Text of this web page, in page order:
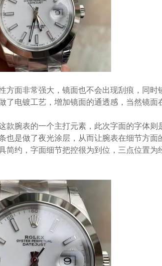
方面非常强大，镜面也不会出现刮痕，同时
电镀工艺，增加镜面的通透感，当然镜面
款腕表的一个主打元素，此次字面的字体则
也是做了夜光涂层，从而让腕表在细节方面
约，字面细节把控很为到位，三点位置为